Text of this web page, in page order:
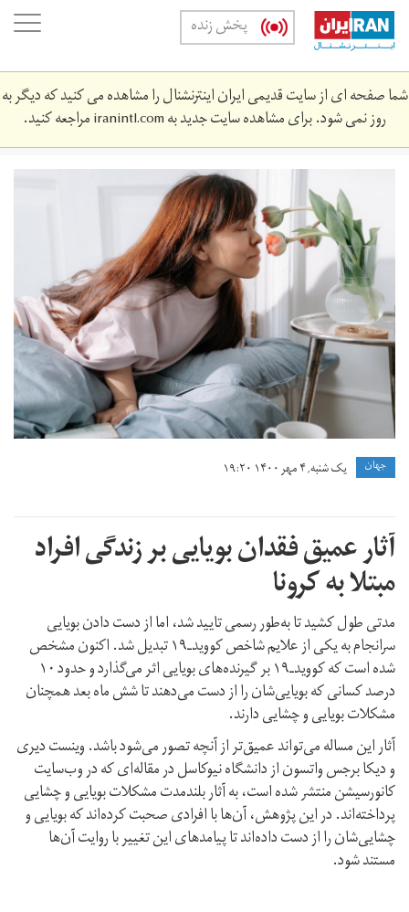
Skip
main
content
پخش زنده
شما صفحه ای از سایت قدیمی ایران اینترنشنال را مشاهده می کنید که دیگر به
روز نمی شود. برای مشاهده سایت جدید بهiranintl.comمراجعه کنید.
pexels-
ron-
lach-
9642301.jpg
جهان یک شنبه, ۴ مهر ۱۴۰۰ ۱۹:۲۰
آثار عمیق فقدان بویایی بر زندگی افراد
مبتلا به کرونا
مدتی طول کشید تا به‌طور رسمی تایید شد، اما از دست دادن بویایی
سرانجام به‌ یکی از علایم شاخص کووید‌ـ‌۱۹ تبدیل شد. اکنون مشخص
شده است که کووید‌ـ‌۱۹ بر گیرنده‌های بویایی اثر می‌گذارد و حدود ۱۰
درصد کسانی که بویایی‌شان را از دست می‌دهند تا شش ماه بعد همچنان
مشکلات بویایی و چشایی دارند.
آثار این مساله می‌تواند عمیق‌تر از آنچه تصور می‌شود باشد. وینست دیری
و دیکا برجس واتسون از دانشگاه نیوکاسل در مقاله‌ای که در وب‌سایت
کانورسیشن منتشر شده است، به آثار بلندمدت مشکلات بویایی و چشایی
پرداخته‌اند. در این پژوهش، آن‌ها با افرادی صحبت کرده‌اند که بویایی و
چشایی‌شان را از دست داده‌اند تا پیامدهای این تغییر با روایت آن‌ها
مستند شود.